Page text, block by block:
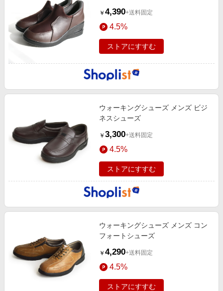
￥ 4,390+送料固定
4.5%
ストアにすすむ
ウォーキングシューズ メンズ ビジ
ネスシューズ
￥ 3,300+送料固定
4.5%
ストアにすすむ
ウォーキングシューズ メンズ コン
フォートシューズ
￥ 4,290+送料固定
4.5%
ストアにすすむ